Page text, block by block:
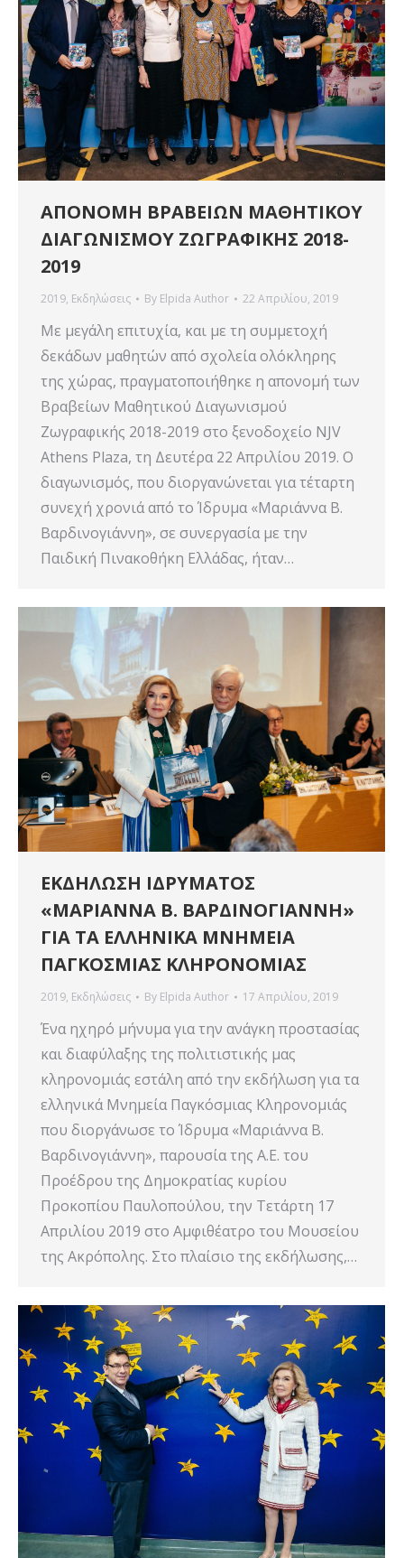
ΑΠΟΝΟΜΗ ΒΡΑΒΕΙΩΝ ΜΑΘΗΤΙΚΟΥ
ΔΙΑΓΩΝΙΣΜΟΥ ΖΩΓΡΑΦΙΚΗΣ 2018-
2019
2019, Εκδηλώσεις By Elpida Author 22 Απριλίου, 2019
Με μεγάλη επιτυχία, και με τη συμμετοχή
δεκάδων μαθητών από σχολεία ολόκληρης
της χώρας, πραγματοποιήθηκε η απονομή των
Βραβείων Μαθητικού Διαγωνισμού
Ζωγραφικής 2018-2019 στο ξενοδοχείο NJV
Athens Plaza, τη Δευτέρα 22 Απριλίου 2019. Ο
διαγωνισμός, που διοργανώνεται για τέταρτη
συνεχή χρονιά από το Ίδρυμα «Μαριάννα Β.
Βαρδινογιάννη», σε συνεργασία με την
Παιδική Πινακοθήκη Ελλάδας, ήταν…
ΕΚΔΗΛΩΣΗ ΙΔΡΥΜΑΤΟΣ
«ΜΑΡΙΑΝΝΑ Β. ΒΑΡΔΙΝΟΓΙΑΝΝΗ»
ΓΙΑ ΤΑ ΕΛΛΗΝΙΚΑ ΜΝΗΜΕΙΑ
ΠΑΓΚΟΣΜΙΑΣ ΚΛΗΡΟΝΟΜΙΑΣ
2019, Εκδηλώσεις By Elpida Author 17 Απριλίου, 2019
Ένα ηχηρό μήνυμα για την ανάγκη προστασίας
και διαφύλαξης της πολιτιστικής μας
κληρονομιάς εστάλη από την εκδήλωση για τα
ελληνικά Μνημεία Παγκόσμιας Κληρονομιάς
που διοργάνωσε το Ίδρυμα «Μαριάννα Β.
Βαρδινογιάννη», παρουσία της Α.Ε. του
Προέδρου της Δημοκρατίας κυρίου
Προκοπίου Παυλοπούλου, την Τετάρτη 17
Απριλίου 2019 στο Αμφιθέατρο του Μουσείου
της Ακρόπολης. Στο πλαίσιο της εκδήλωσης,…